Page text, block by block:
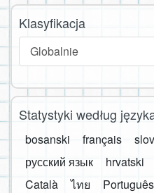
Klasyfikacja
Globalnie
Statystyki według
bosanski français
русский язык
hrvatski
Català
ไทย Português